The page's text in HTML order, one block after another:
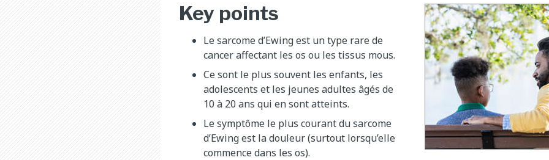
Key points
Le sarcome d’Ewing est un type rare de
cancer affectant les os ou les tissus mous.
Ce sont le plus souvent les enfants, les
adolescents et les jeunes adultes âgés de
10 à 20 ans qui en sont atteints.
Le symptôme le plus courant du sarcome
d’Ewing est la douleur (surtout lorsqu’elle
commence dans les os).